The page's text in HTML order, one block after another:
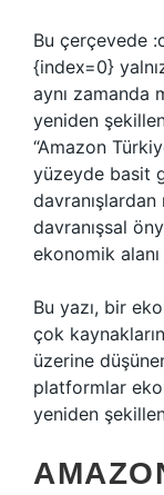
Bu çerçevede
{index=0}
aynı zamanda
yeniden
“Amazon
yüzeyde basit
davranışsal
ekonomik
Bu yazı, bir
çok
üzerine
platformlar
yeniden